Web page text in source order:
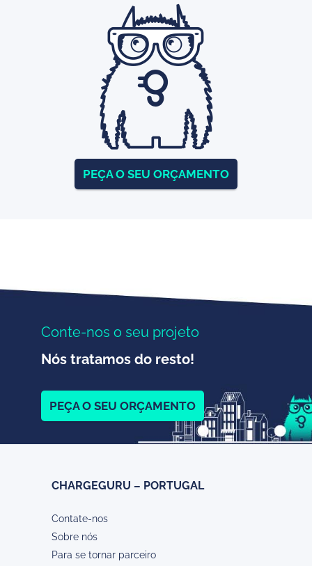
PEÇA O SEU ORÇAMENTO
Conte-nos o seu projeto
Nós tratamos do resto!
PEÇA O SEU ORÇAMENTO
CHARGEGURU – PORTUGAL
Contate-nos
Sobre nós
Para se tornar parceiro